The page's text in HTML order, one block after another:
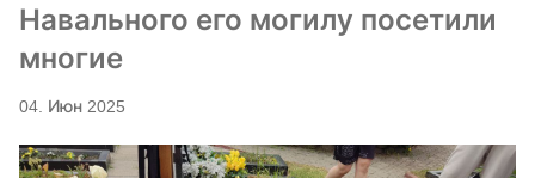
Навального его могилу посетили
многие
04. Июн 2025